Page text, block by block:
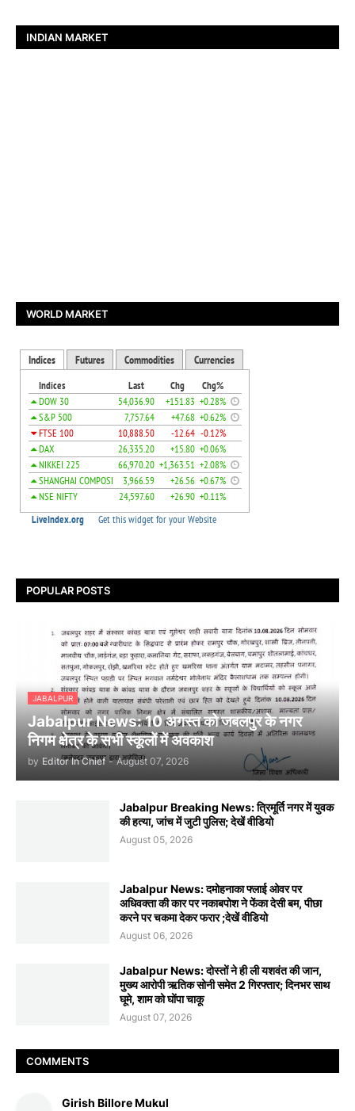
INDIAN MARKET
WORLD MARKET
POPULAR POSTS
JABALPUR
Jabalpur News: 10 अगस्त को जबलपुर के नगर
निगम क्षेत्र के सभी स्कूलों में अवकाश
by Editor In Chief - August 07, 2026
Jabalpur Breaking News: त्रिमूर्ति नगर में युवक
की हत्या, जांच में जुटी पुलिस; देखें वीडियो
August 05, 2026
Jabalpur News: दमोहनाका फ्लाई ओवर पर
अधिवक्ता की कार पर नकाबपोश ने फेंका देसी बम, पीछा
करने पर चकमा देकर फरार ;देखें वीडियो
August 06, 2026
Jabalpur News: दोस्तों ने ही ली यशवंत की जान,
मुख्य आरोपी ऋतिक सोनी समेत 2 गिरफ्तार; दिनभर साथ
घूमे, शाम को घोंपा चाकू
August 07, 2026
COMMENTS
Girish Billore Mukul